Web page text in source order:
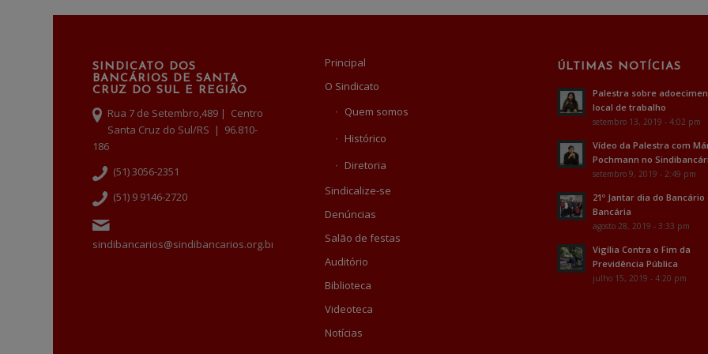
SINDICATO DOS
BANCÁRIOS DE SANTA
CRUZ DO SUL E REGIÃO
Rua 7 de Setembro,489 | Centro
Santa Cruz do Sul/RS | 96.810-
186
(51) 3056-2351
(51) 9 9146-2720
sindibancarios@sindibancarios.org.br
Principal
O Sindicato
Quem somos
Histórico
Diretoria
Sindicalize-se
Denúncias
Salão de festas
Auditório
Biblioteca
Videoteca
Notícias
ÚLTIMAS NOTÍCIAS
Palestra sobre
local de trabalho
setembro 13, 2019 - 4:02 pm
Vídeo da Palestra com
Pochmann no
setembro 9, 2019 - 2:49 pm
21º Jantar dia do Bancário
Bancária
agosto 28, 2019 - 3:33 pm
Vigília Contra o Fim da
Previdência Pública
julho 15, 2019 - 4:20 pm